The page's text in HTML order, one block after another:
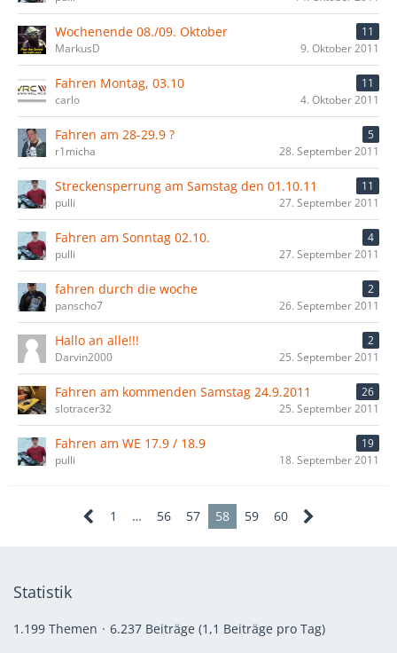
Wochenende 08./09. Oktober
11
MarkusD
9. Oktober 2011
Fahren Montag, 03.10
11
carlo
4. Oktober 2011
Fahren am 28-29.9 ?
5
r1micha
28. September 2011
Streckensperrung am Samstag den 01.10.11
11
pulli
27. September 2011
Fahren am Sonntag 02.10.
4
pulli
27. September 2011
fahren durch die woche
2
panscho7
26. September 2011
Hallo an alle!!!
2
Darvin2000
25. September 2011
Fahren am kommenden Samstag 24.9.2011
26
slotracer32
25. September 2011
Fahren am WE 17.9 / 18.9
19
pulli
18. September 2011
1 … 56 57 58 59 60
Statistik
1.199 Themen 6.237 Beiträge (1,1 Beiträge pro Tag)